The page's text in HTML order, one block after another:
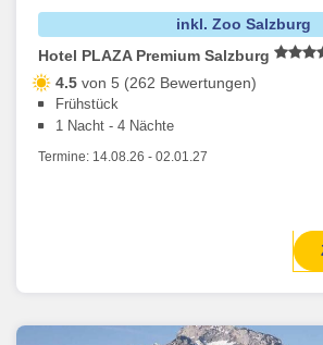
inkl. Zoo Salzburg
Hotel PLAZA Premium Salzburg
4.5 von 5 (262 Bewertungen)
Frühstück
1 Nacht - 4 Nächte
Termine: 14.08.26 - 02.01.27